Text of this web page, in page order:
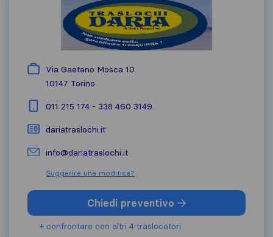
Via Gaetano Mosca 10
10147 Torino
011 215 174 - 338 460 3149
dariatraslochi.it
info@dariatraslochi.it
Suggerire una modifica?
Chiedi preventivo
+ confrontare con altri 4 traslocatori